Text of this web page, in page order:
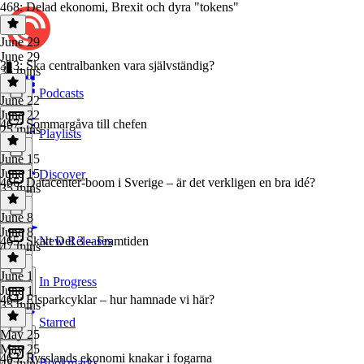
Podcasts
Playlists
Discover
New Releases
In Progress
Starred
468: Delad ekonomi, Brexit och dyra "tokens"
June 29
June 29
35 mins
313: Ska centralbanken vara självständig?
June 22
June 22
25 mins
467: Sommargåva till chefen
June 15
June 15
35 mins
466: Datacenter-boom i Sverige – är det verkligen en bra idé?
June 8
June 8
47 mins
465: Skatt Del 3 – Framtiden
June 1
June 1
35 mins
464: Elsparkcyklar – hur hamnade vi här?
May 25
May 25
463. Rysslands ekonomi knakar i fogarna